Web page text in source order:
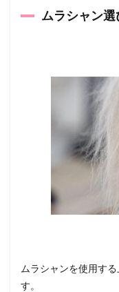
ムラシャン
ムラシャンを使用す
す。